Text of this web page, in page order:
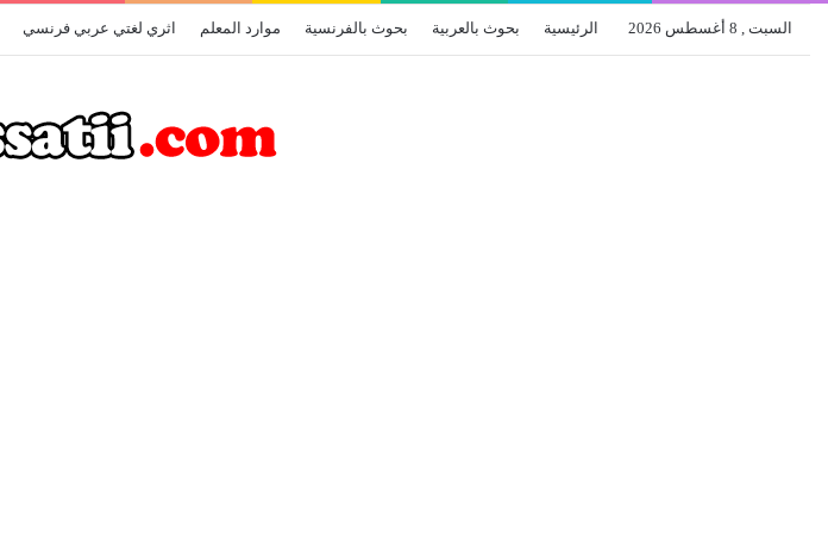
السبت , 8 أغسطس 2026 الرئيسية بحوث بالعربية بحوث بالفرنسية موارد المعلم اثري لغتي عربي فرنسي